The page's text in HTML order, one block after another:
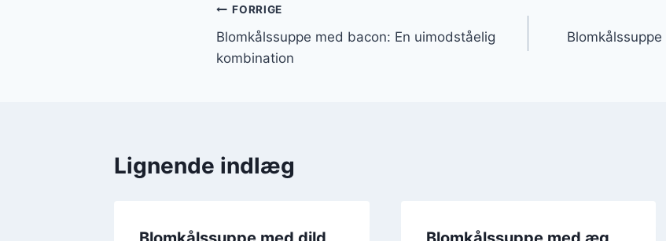
Indlægsnavigation
FORRIGE
Blomkålssuppe med bacon: En uimodståelig
kombination
Lignende indlæg